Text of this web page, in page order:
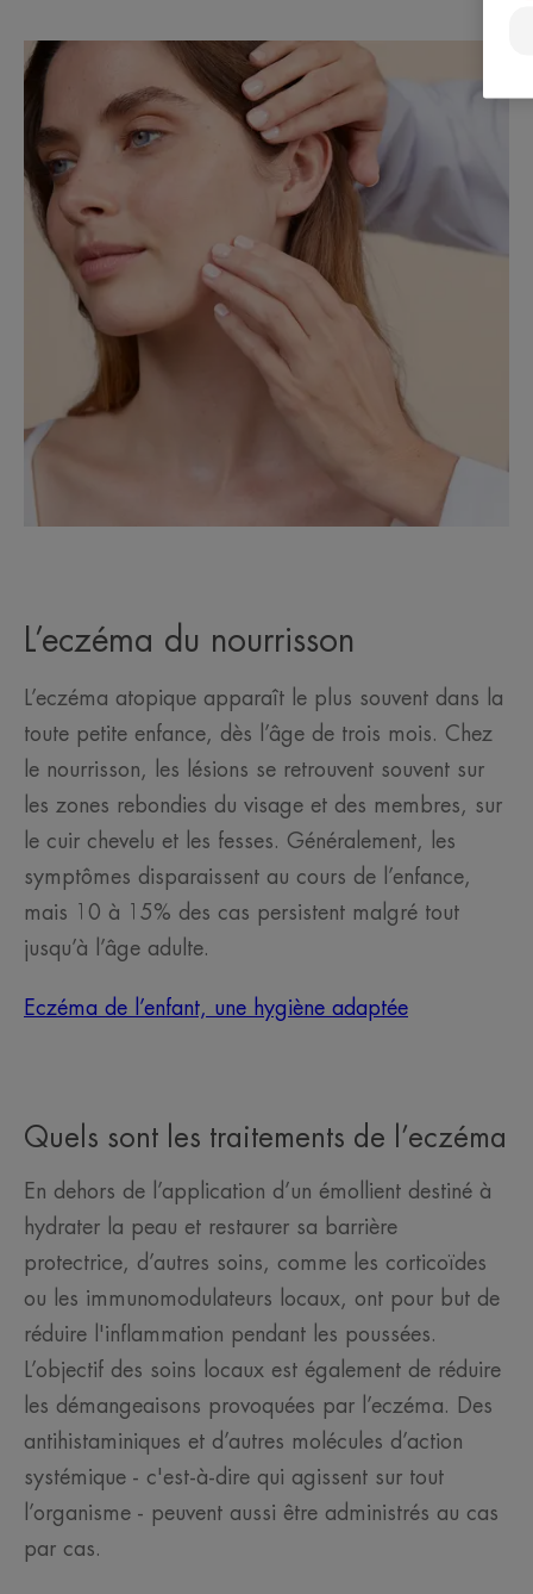
L’eczéma du nourrisson
L’eczéma atopique apparaît le plus souvent dans la
toute petite enfance, dès l’âge de trois mois. Chez
le nourrisson, les lésions se retrouvent souvent sur
les zones rebondies du visage et des membres, sur
le cuir chevelu et les fesses. Généralement, les
symptômes disparaissent au cours de l’enfance,
mais 10 à 15% des cas persistent malgré tout
jusqu’à l’âge adulte.
Eczéma de l’enfant, une hygiène adaptée
Quels sont les traitements de l’eczéma
En dehors de l’application d’un émollient destiné à
hydrater la peau et restaurer sa barrière
protectrice, d’autres soins, comme les corticoïdes
ou les immunomodulateurs locaux, ont pour but de
réduire l'inflammation pendant les poussées.
L’objectif des soins locaux est également de réduire
les démangeaisons provoquées par l’eczéma. Des
antihistaminiques et d’autres molécules d’action
systémique - c'est-à-dire qui agissent sur tout
l’organisme - peuvent aussi être administrés au cas
par cas.